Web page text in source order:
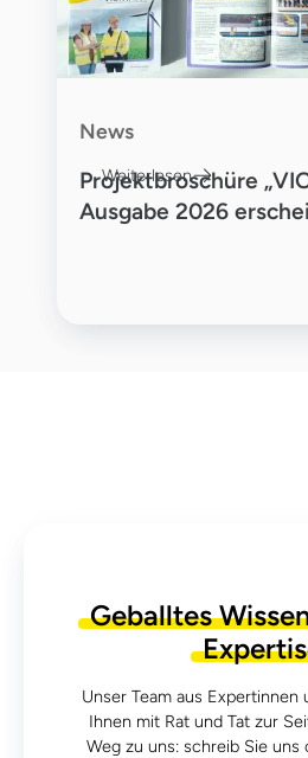
News
Projektbroschüre
Ausgabe 2026
Weiterlesen
Geballtes
Unser Team aus
Ihnen mit Rat und Tat zur
Weg zu uns: schreib Sie uns